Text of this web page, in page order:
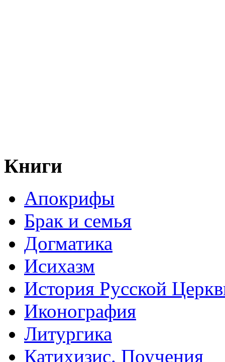
Книги
Апокрифы
Брак и семья
Догматика
Исихазм
История Русской
Иконография
Литургика
Катихизис. Поучения